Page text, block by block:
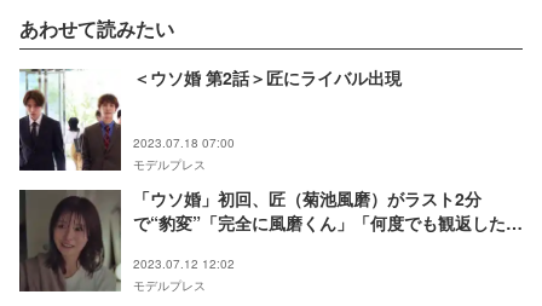
あわせて読みたい
＜ウソ婚 第2話＞匠にライバル出現
2023.07.18 07:00
モデルプレス
「ウソ婚」初回、匠（菊池風磨）がラスト2分
で“豹変”「完全に風磨くん」「何度でも観返した
2023.07.12 12:02
モデルプレス